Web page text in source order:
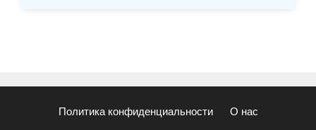
Политика конфиденциальности О нас